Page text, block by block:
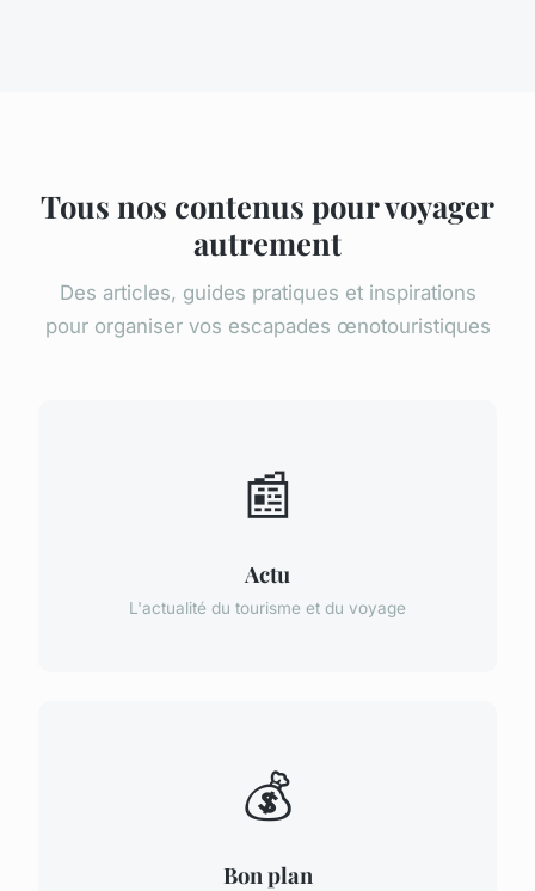
Tous nos contenus pour voyager
autrement
Des articles, guides pratiques et inspirations
pour organiser vos escapades œnotouristiques
📰
Actu
L'actualité du tourisme et du voyage
💰
Bon plan